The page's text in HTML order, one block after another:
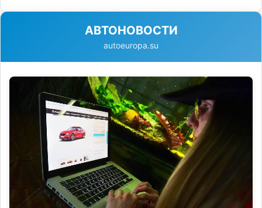
АВТОНОВОСТИ
autoeuropa.su